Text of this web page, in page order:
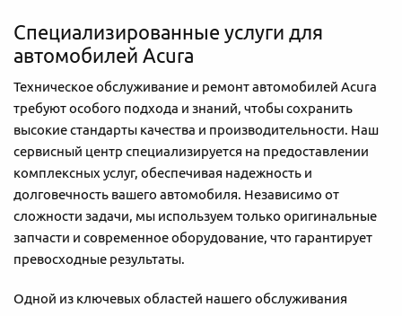
Специализированные услуги для
автомобилей Acura
Техническое обслуживание и ремонт автомобилей Acura
требуют особого подхода и знаний, чтобы сохранить
высокие стандарты качества и производительности. Наш
сервисный центр специализируется на предоставлении
комплексных услуг, обеспечивая надежность и
долговечность вашего автомобиля. Независимо от
сложности задачи, мы используем только оригинальные
запчасти и современное оборудование, что гарантирует
превосходные результаты.
Одной из ключевых областей нашего обслуживания